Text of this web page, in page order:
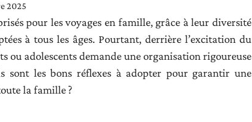
2025
pour les voyages en famille, grâce à leur diversité
à tous les âges. Pourtant, derrière l’excitation du
ou adolescents demande une organisation rigoureuse
sont les bons réflexes à adopter pour garantir une
la famille ?